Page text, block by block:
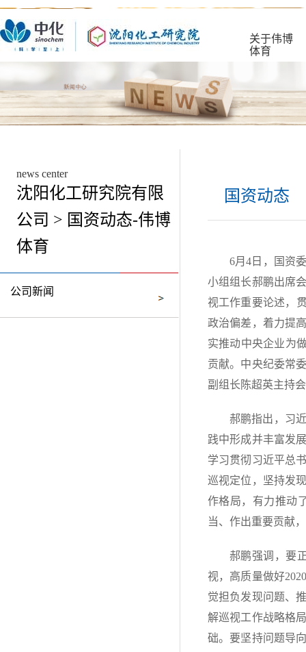
关于伟博
体育
news center
沈阳化工研究院有限
公司 > 国资动态-伟博
体育
公司新闻
国资动态
6月4日，国资
小组组长郝鹏出席
视工作重要论述，
政治偏差，着力提
实推动中央企业为
贡献。中央纪委常
副组长陈超英主持
郝鹏指出，习
践中形成并丰富发
学习贯彻习近平总
巡视定位，坚持发
作格局，有力推动
当、作出重要贡献
郝鹏强调，要
视，高质量做好
觉担负发现问题、
解巡视工作战略格
础。要坚持问题导